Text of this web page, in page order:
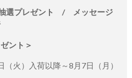
選プレゼント / メッセージ
ント＞
火）入荷以降～8月7日（月）